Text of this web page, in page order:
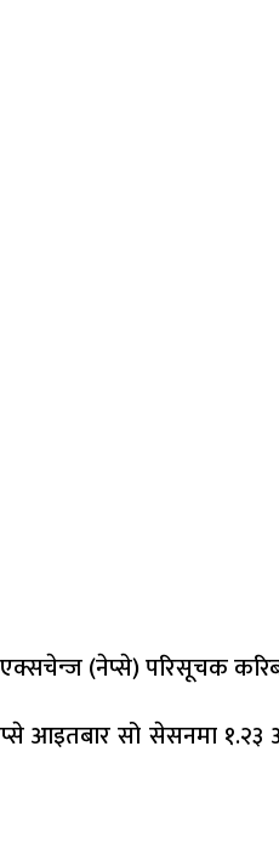
(नेप्से) परिसूचक
आइतबार सो सेसनमा